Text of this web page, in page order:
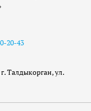
20-43
Талдыкорган, ул.